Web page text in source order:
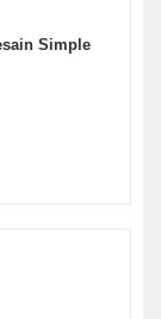
Simple